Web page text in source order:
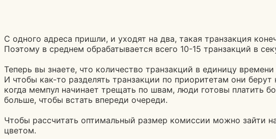
С одного адреса пришли, и уходят на два, такая транзакция
Поэтому в среднем обрабатывается всего 10-15 транзакций в
Теперь вы знаете, что количество транзакций в единицу
И чтобы как-то разделять транзакции по приоритетам они
когда мемпул начинает трещать по швам, люди готовы платить
больше, чтобы встать впереди очереди.
Чтобы рассчитать оптимальный размер комиссии можно зайти
цветом.